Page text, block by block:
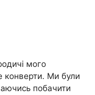
мого
конверти. Ми були
побачити